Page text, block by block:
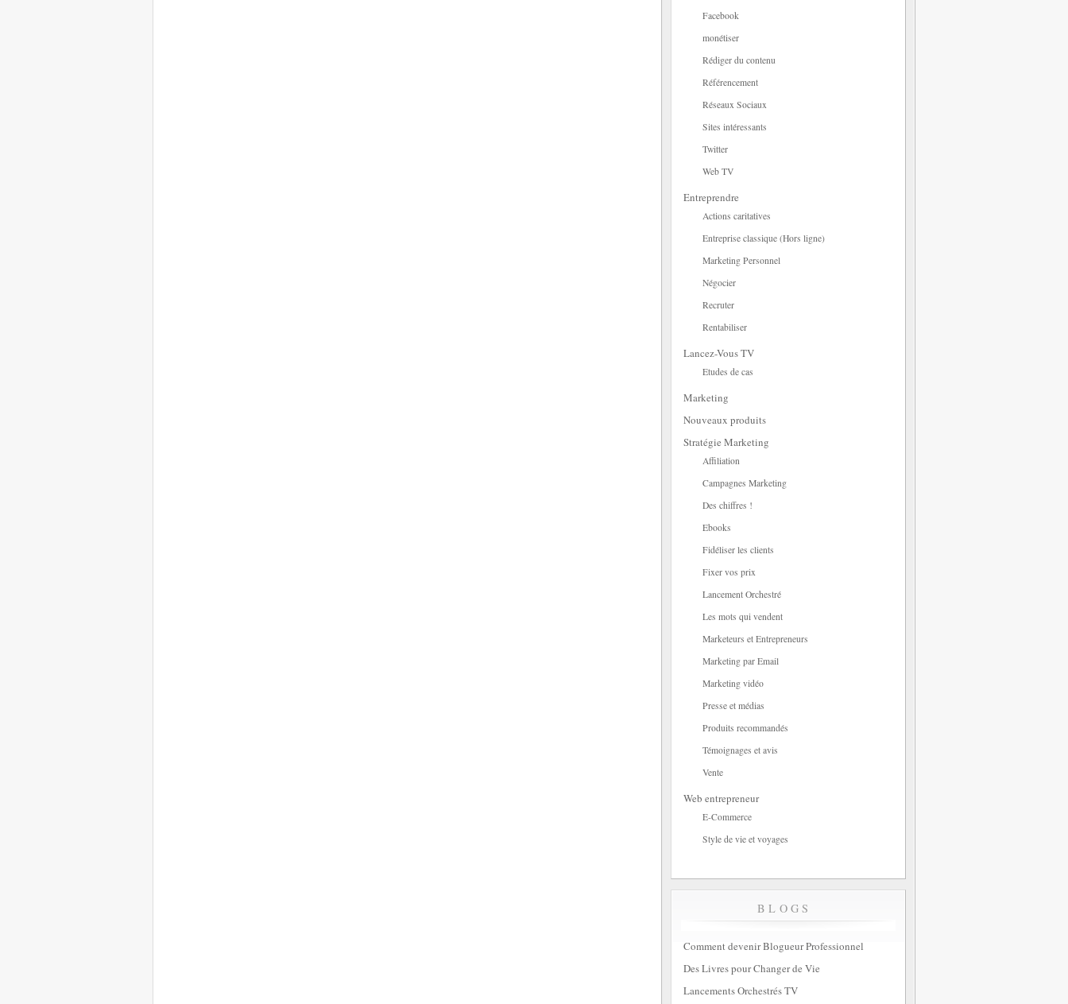
Facebook
monétiser
Rédiger du contenu
Référencement
Réseaux Sociaux
Sites intéressants
Twitter
Web TV
Entreprendre
Actions caritatives
Entreprise classique (Hors ligne)
Marketing Personnel
Négocier
Recruter
Rentabiliser
Lancez-Vous TV
Etudes de cas
Marketing
Nouveaux produits
Stratégie Marketing
Affiliation
Campagnes Marketing
Des chiffres !
Ebooks
Fidéliser les clients
Fixer vos prix
Lancement Orchestré
Les mots qui vendent
Marketeurs et Entrepreneurs
Marketing par Email
Marketing vidéo
Presse et médias
Produits recommandés
Témoignages et avis
Vente
Web entrepreneur
E-Commerce
Style de vie et voyages
BLOGS
Comment devenir Blogueur Professionnel
Des Livres pour Changer de Vie
Lancements Orchestrés TV